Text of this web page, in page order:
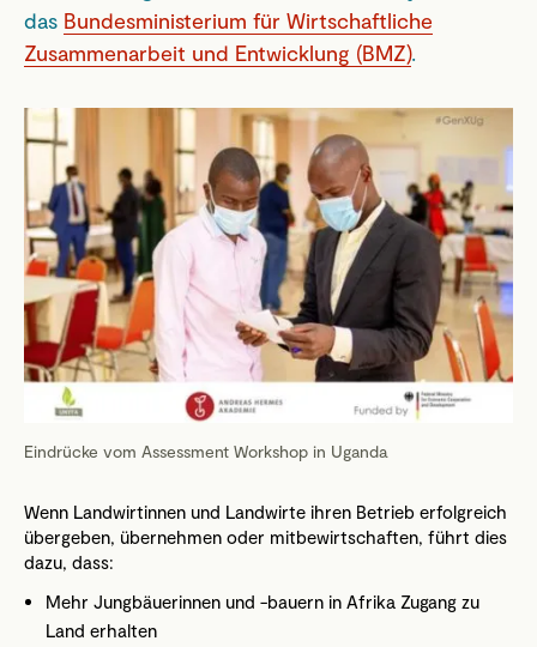
das Bundesministerium für Wirtschaftliche
Zusammenarbeit und Entwicklung (BMZ).
Eindrücke vom Assessment Workshop in Uganda
Wenn Landwirtinnen und Landwirte ihren Betrieb erfolgreich
übergeben, übernehmen oder mitbewirtschaften, führt dies
dazu, dass:
Mehr Jungbäuerinnen und -bauern in Afrika Zugang zu
Land erhalten